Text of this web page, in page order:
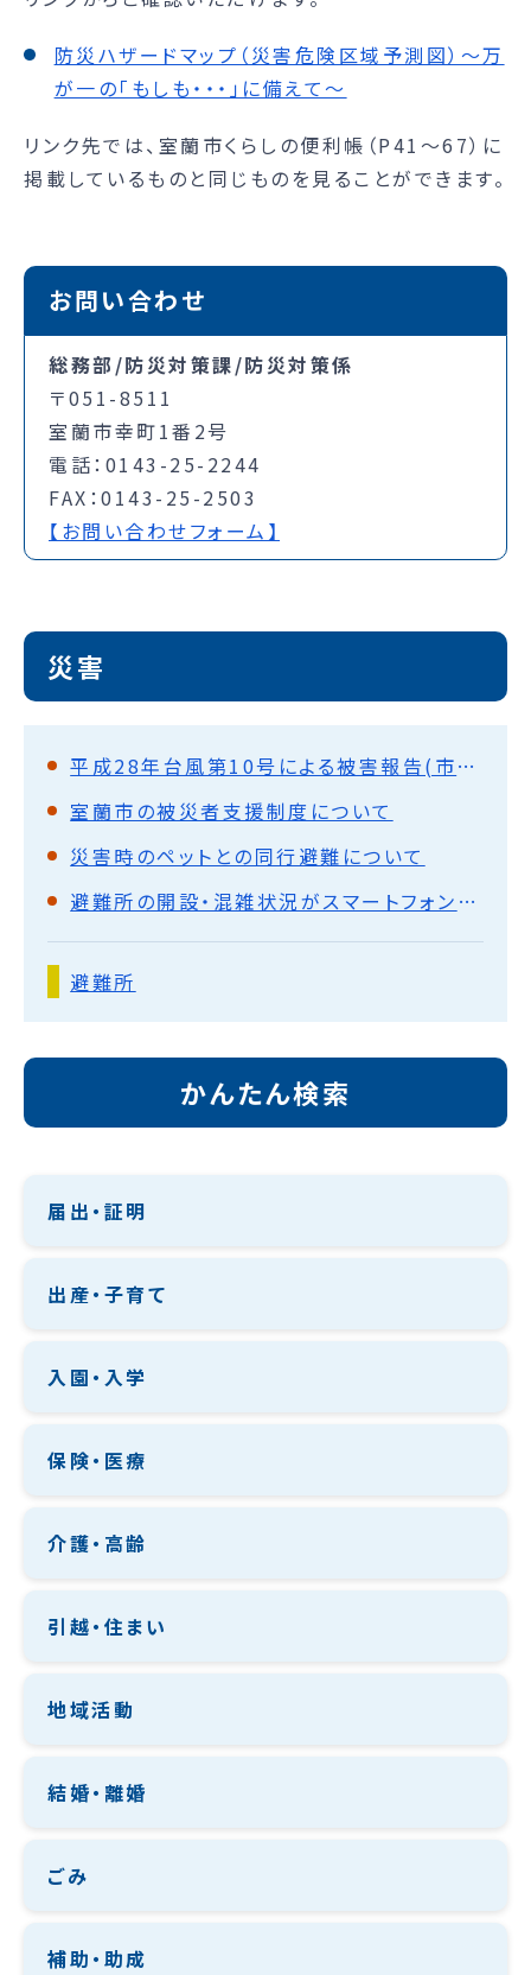
防災ハザードマップ（災害危険区域予測図）～万
が一の「もしも・・・」に備えて～
リンク先では、室蘭市くらしの便利帳（P41～67）に
掲載しているものと同じものを見ることができます。
お問い合わせ
総務部/防災対策課/防災対策係
〒051-8511
室蘭市幸町1番2号
電話：0143-25-2244
FAX：0143-25-2503
【お問い合わせフォーム】
災害
平成28年台風第10号による被害報告(市の支援策等の解説有り)
室蘭市の被災者支援制度について
災害時のペットとの同行避難について
避難所の開設・混雑状況がスマートフォンなどで確認できます！
避難所
かんたん検索
届出・証明
出産・子育て
入園・入学
保険・医療
介護・高齢
引越・住まい
地域活動
結婚・離婚
ごみ
補助・助成